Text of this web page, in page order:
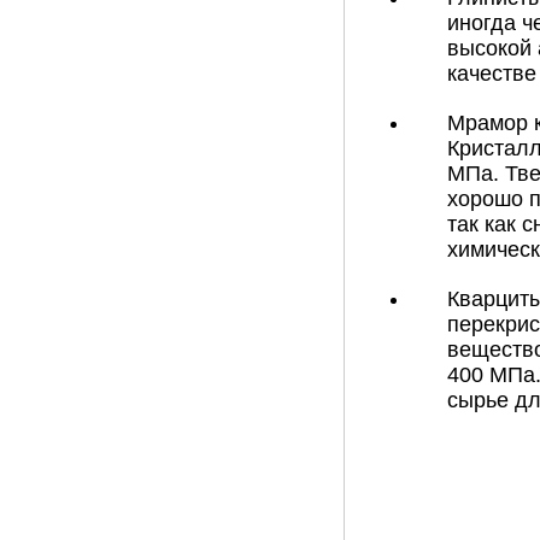
иногда
высокой
Мрамор
МПа.
хорошо
так как
400 МПа.
сырье